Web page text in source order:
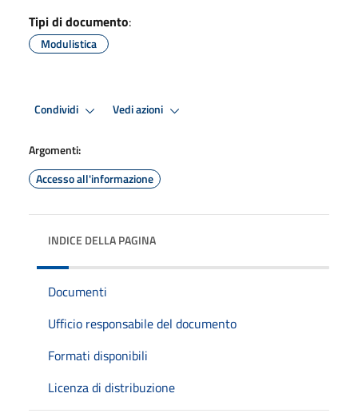
Tipi di documento:
Modulistica
Condividi Vedi azioni
Argomenti:
Accesso all'informazione
INDICE DELLA PAGINA
Documenti
Ufficio responsabile del documento
Formati disponibili
Licenza di distribuzione